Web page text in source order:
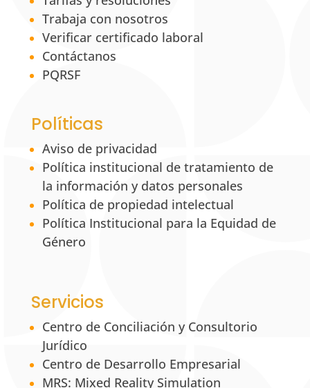
Trabaja con nosotros
Verificar certificado laboral
Contáctanos
PQRSF
Políticas
Aviso de privacidad
Política institucional de tratamiento de
la información y datos personales
Política de propiedad intelectual
Política Institucional para la Equidad de
Género
Servicios
Centro de Conciliación y Consultorio
Jurídico
Centro de Desarrollo Empresarial
MRS: Mixed Reality Simulation